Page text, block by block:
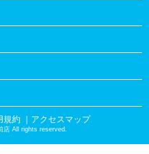
規約 ｜アクセスマップ
店 All rights reserved.